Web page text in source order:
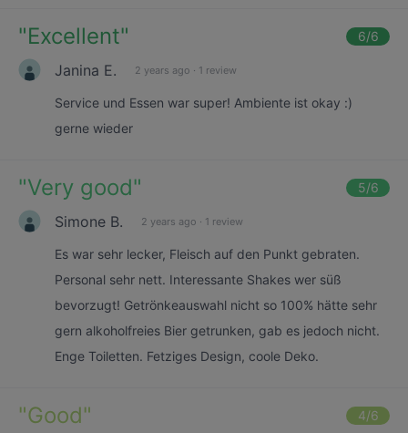
"Excellent" 6/6
Janina E. 2 years ago · 1 review
Service und Essen war super! Ambiente ist okay :)
gerne wieder
"Very good" 5/6
Simone B. 2 years ago · 1 review
Es war sehr lecker, Fleisch auf den Punkt gebraten.
Personal sehr nett. Interessante Shakes wer süß
bevorzugt! Getrönkeauswahl nicht so 100% hätte sehr
gern alkoholfreies Bier getrunken, gab es jedoch nicht.
Enge Toiletten. Fetziges Design, coole Deko.
"Good" 4/6